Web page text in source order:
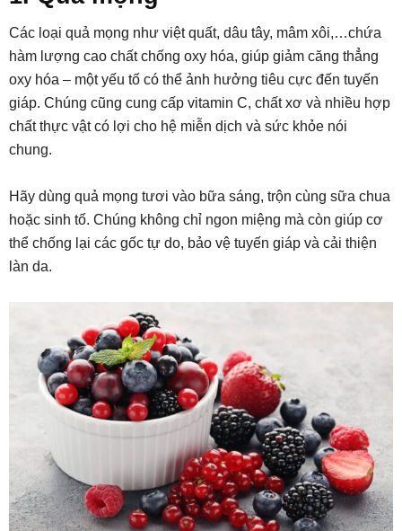
Các loại quả mọng như việt quất, dâu tây, mâm xôi,…chứa
hàm lượng cao chất chống oxy hóa, giúp giảm căng thẳng
oxy hóa – một yếu tố có thể ảnh hưởng tiêu cực đến tuyến
giáp. Chúng cũng cung cấp vitamin C, chất xơ và nhiều hợp
chất thực vật có lợi cho hệ miễn dịch và sức khỏe nói
chung.
Hãy dùng quả mọng tươi vào bữa sáng, trộn cùng sữa chua
hoặc sinh tố. Chúng không chỉ ngon miệng mà còn giúp cơ
thể chống lại các gốc tự do, bảo vệ tuyến giáp và cải thiện
làn da.